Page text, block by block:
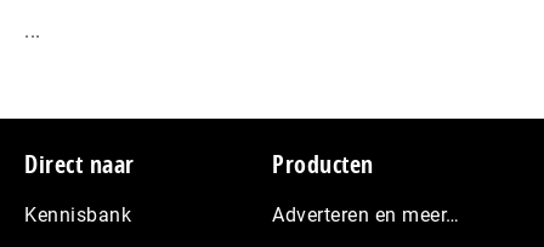
...
Footer
Direct naar
Kennisbank
Producten
Adverteren en meer…